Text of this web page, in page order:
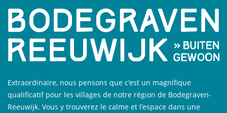
Extraordinaire, nous pensons que c’est un magnifique
qualificatif pour les villages de notre région de Bodegraven-
Reeuwijk. Vous y trouverez le calme et l’espace dans une